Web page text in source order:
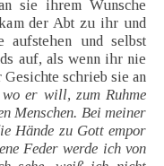
sie ihrem Wunsche
der Abt zu ihr und
aufstehen und selbst
auf, als wenn ihr nie
schrieb sie an
er will, zum Ruhme
Menschen. Bei meiner
Hände zu Gott empor
Feder werde ich von